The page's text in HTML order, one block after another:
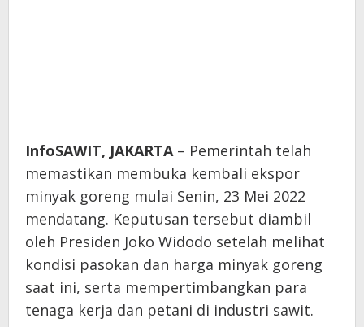
InfoSAWIT, JAKARTA – Pemerintah telah
memastikan membuka kembali ekspor
minyak goreng mulai Senin, 23 Mei 2022
mendatang. Keputusan tersebut diambil
oleh Presiden Joko Widodo setelah melihat
kondisi pasokan dan harga minyak goreng
saat ini, serta mempertimbangkan para
tenaga kerja dan petani di industri sawit.